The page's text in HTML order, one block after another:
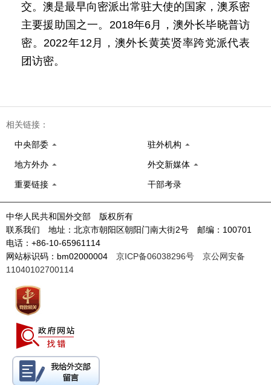
交。澳是最早向密派出常驻大使的国家，澳系密
主要援助国之一。2018年6月，澳外长毕晓普访
密。2022年12月，澳外长黄英贤率跨党派代表
团访密。
相关链接：
中央部委 驻外机构
地方外办 外交新媒体
重要链接 干部考录
中华人民共和国外交部 版权所有
联系我们 地址：北京市朝阳区朝阳门南大街2号 邮编：100701
电话：+86-10-65961114
网站标识码：bm02000004 京ICP备06038296号
京公网安备
11040102700114